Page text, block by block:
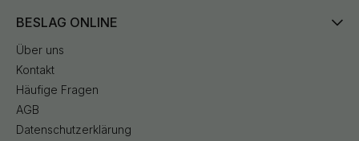
BESLAG ONLINE
Über uns
Kontakt
Häufige Fragen
AGB
Datenschutzerklärung